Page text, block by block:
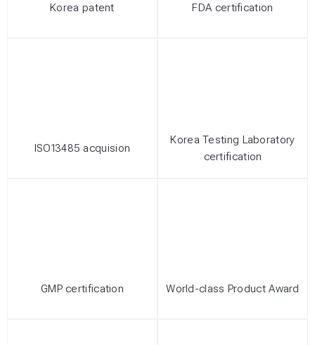
Korea patent FDA certification
ISO13485 acquision
Korea Testing Laboratory
certification
GMP certification World-class Product Award